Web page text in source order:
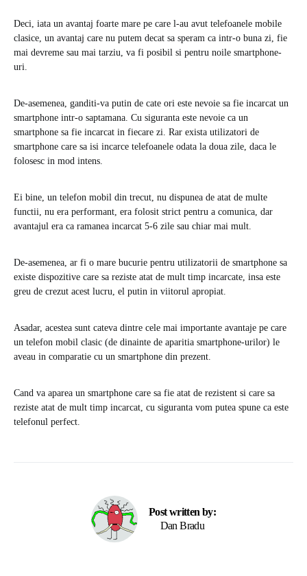
Deci, iata un avantaj foarte mare pe care l-au avut telefoanele mobile
clasice, un avantaj care nu putem decat sa speram ca intr-o buna zi, fie
mai devreme sau mai tarziu, va fi posibil si pentru noile smartphone-
uri.
De-asemenea, ganditi-va putin de cate ori este nevoie sa fie incarcat un
smartphone intr-o saptamana. Cu siguranta este nevoie ca un
smartphone sa fie incarcat in fiecare zi. Rar exista utilizatori de
smartphone care sa isi incarce telefoanele odata la doua zile, daca le
folosesc in mod intens.
Ei bine, un telefon mobil din trecut, nu dispunea de atat de multe
functii, nu era performant, era folosit strict pentru a comunica, dar
avantajul era ca ramanea incarcat 5-6 zile sau chiar mai mult.
De-asemenea, ar fi o mare bucurie pentru utilizatorii de smartphone sa
existe dispozitive care sa reziste atat de mult timp incarcate, insa este
greu de crezut acest lucru, el putin in viitorul apropiat.
Asadar, acestea sunt cateva dintre cele mai importante avantaje pe care
un telefon mobil clasic (de dinainte de aparitia smartphone-urilor) le
aveau in comparatie cu un smartphone din prezent.
Cand va aparea un smartphone care sa fie atat de rezistent si care sa
reziste atat de mult timp incarcat, cu siguranta vom putea spune ca este
telefonul perfect.
Post written by:
Dan Bradu